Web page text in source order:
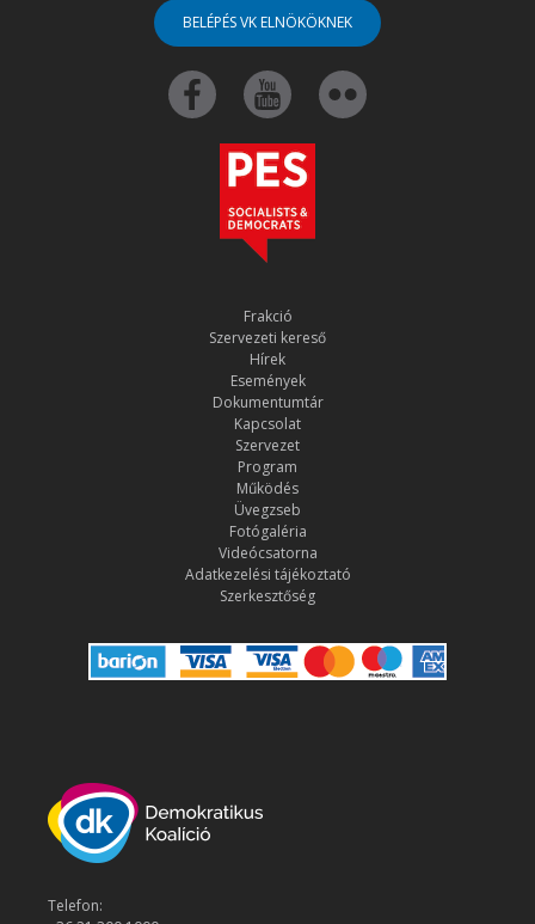
BELÉPÉS VK ELNÖKÖKNEK
Frakció
Szervezeti kereső
Hírek
Események
Dokumentumtár
Kapcsolat
Szervezet
Program
Működés
Üvegzseb
Fotógaléria
Videócsatorna
Adatkezelési tájékoztató
Szerkesztőség
Telefon: